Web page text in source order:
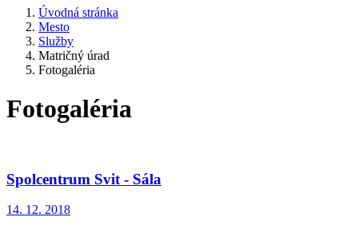
Úvodná stránka
Mesto
Služby
Matričný úrad
Fotogaléria
Fotogaléria
Spolcentrum Svit - Sála
14. 12. 2018